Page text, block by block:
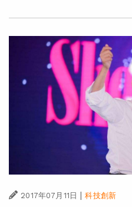
2017年07月11日 | 科技創新